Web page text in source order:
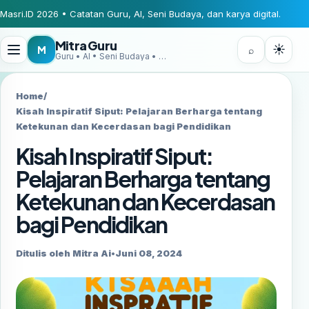
Masri.ID 2026 • Catatan Guru, AI, Seni Budaya, dan karya digital.
M Mitra Guru
Guru • AI • Seni Budaya • Digital Creator
⌕ ☀
Home/
Kisah Inspiratif Siput: Pelajaran Berharga tentang
Ketekunan dan Kecerdasan bagi Pendidikan
Kisah Inspiratif Siput:
Pelajaran Berharga tentang
Ketekunan dan Kecerdasan
bagi Pendidikan
Ditulis oleh Mitra Ai•Juni 08, 2024